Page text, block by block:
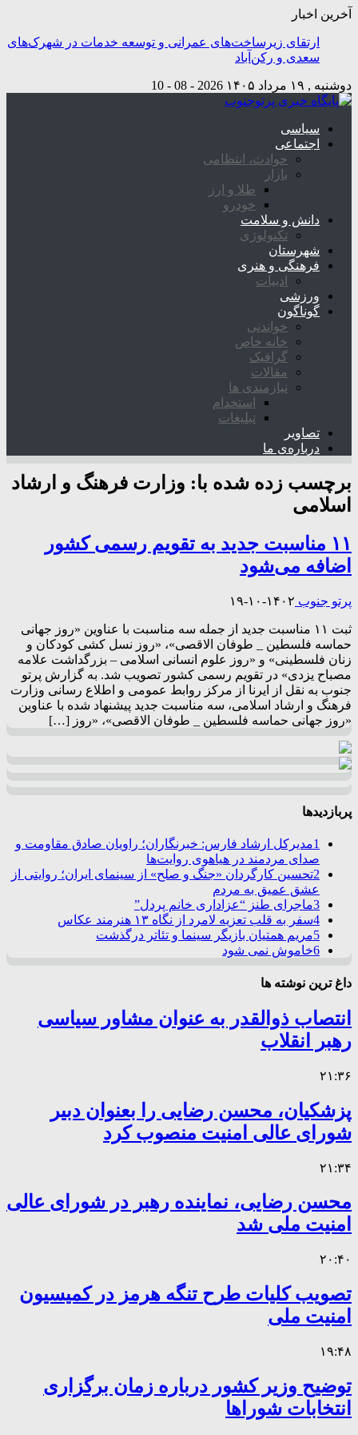
آخرین اخبار
ارتقای زیرساخت‌های عمرانی و توسعه خدمات در شهرک‌های
سعدی و رکن‌آباد
دوشنبه , ۱۹ مرداد ۱۴۰۵ 2026 - 08 - 10
سیاسی
اجتماعی
حوادث، انتظامی
بازار
طلا و ارز
خودرو
دانش و سلامت
تکنولوژی
شهرستان
فرهنگی و هنری
ادبیات
ورزشی
گوناگون
خواندنی
خانه خاص
گرافیک
مقالات
نیازمندی ها
استخدام
تبلیغات
تصاویر
درباره‌ی ما
برچسب زده شده با: وزارت فرهنگ و ارشاد
اسلامی
۱۱ مناسبت جدید به تقویم رسمی کشور
اضافه می‌شود
پرتو جنوب ۱۴۰۲-۱۰-۱۹
ثبت ۱۱ مناسبت جدید از جمله سه مناسبت با عناوین «روز جهانی
حماسه فلسطین _ طوفان الاقصی»، «روز نسل کشی کودکان و
زنان فلسطینی» و «روز علوم انسانی اسلامی – بزرگداشت علامه
مصباح یزدی» در تقویم رسمی کشور تصویب شد. به گزارش پرتو
جنوب به نقل از ایرنا از مرکز روابط عمومی و اطلاع رسانی وزارت
فرهنگ و ارشاد اسلامی، سه مناسبت جدید پیشنهاد شده با عناوین
«روز جهانی حماسه فلسطین _ طوفان الاقصی»، «روز […]
پربازدیدها
1مدیرکل ارشاد فارس: خبرنگاران؛ راویان صادق مقاومت و
صدای مردمند در هیاهوی روایت‌ها
2تحسین کارگردان «جنگ و صلح» از سینمای ایران؛ روایتی از
عشق عمیق به مردم
3ماجرای طنز “عزاداری خانم پردل”
4سفر به قلب تعزیه لامرد از نگاه ۱۳ هنرمند عکاس
5مریم همتیان بازیگر سینما و تئاتر درگذشت
6خاموش نمی شود
داغ ترین نوشته ها
انتصاب ذوالقدر به عنوان مشاور سیاسی
رهبر انقلاب
۲۱:۳۶
پزشکیان، محسن رضایی را بعنوان دبیر
شورای عالی امنیت منصوب کرد
۲۱:۳۴
محسن رضایی، نماینده رهبر در شورای عالی
امنیت ملی شد
۲۰:۴۰
تصویب کلیات طرح تنگه هرمز در کمیسیون
امنیت ملی
۱۹:۴۸
توضیح وزیر کشور درباره زمان برگزاری
انتخابات شوراها